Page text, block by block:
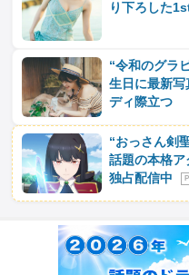
り下ろした
“令和のグラ
生日に最新
ディ際立つ
“おっさん剣
話題の本格
独占配信中